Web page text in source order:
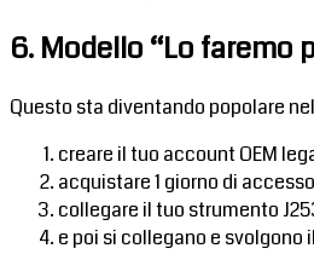
6. Modello “Lo faremo
Questo sta diventando popolare
creare il tuo account OEM
acquistare 1 giorno di
collegare il tuo strumento
e poi si collegano e